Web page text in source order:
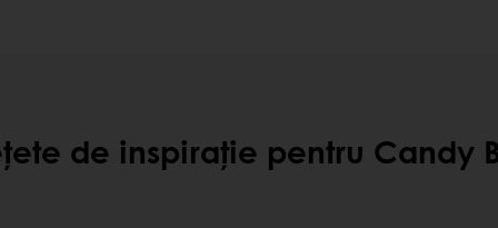
de inspirație pentru Candy